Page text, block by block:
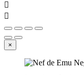


×